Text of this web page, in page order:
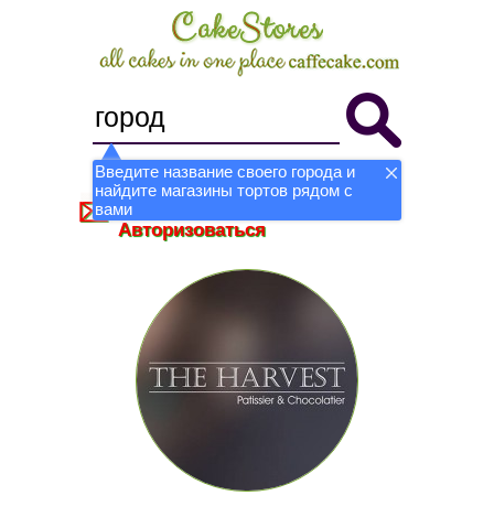
Введите название своего города и
найдите магазины тортов рядом с
вамиСтать магазином
Авторизоваться